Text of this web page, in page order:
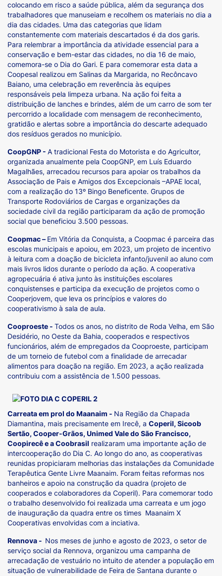
colocando em risco a saúde pública, além da segurança dos
trabalhadores que manuseiam e recolhem os materiais no dia a
dia das cidades. Uma das categorias que lidam
constantemente com materiais descartados é da dos garis.
Para relembrar a importância da atividade essencial para a
conservação e bem-estar das cidades, no dia 16 de maio,
comemora-se o Dia do Gari. E para comemorar esta data a
Coopesal realizou em Salinas da Margarida, no Recôncavo
Baiano, uma celebração em reverência às equipes
responsáveis pela limpeza urbana. Na ação foi feita a
distribuição de lanches e brindes, além de um carro de som ter
percorrido a localidade com mensagem de reconhecimento,
gratidão e alertas sobre a importância do descarte adequado
dos resíduos gerados no município.
CoopGNP - A tradicional Festa do Motorista e do Agricultor,
organizada anualmente pela CoopGNP, em Luís Eduardo
Magalhães, arrecadou recursos para apoiar os trabalhos da
Associação de Pais e Amigos dos Excepcionais –APAE local,
com a realização do 13º Bingo Beneficente. Grupos de
Transporte Rodoviários de Cargas e organizações da
sociedade civil da região participaram da ação de promoção
social que beneficiou 3.500 pessoas.
Coopmac – Em Vitória da Conquista, a Coopmac é parceira das
escolas municipais e apoiou, em 2023, um projeto de incentivo
à leitura com a doação de bicicleta infanto/juvenil ao aluno com
mais livros lidos durante o período da ação. A cooperativa
agropecuária é ativa junto às instituições escolares
conquistenses e participa da execução de projetos como o
Cooperjovem, que leva os princípios e valores do
cooperativismo à sala de aula.
Cooproeste - Todos os anos, no distrito de Roda Velha, em São
Desidério, no Oeste da Bahia, cooperados e respectivos
funcionários, além de empregados da Cooproeste, participam
de um torneio de futebol com a finalidade de arrecadar
alimentos para doação na região. Em 2023, a ação realizada
contribuiu com a assistência de 1.500 pessoas.
Carreata em prol do Maanaim - Na Região da Chapada
Diamantina, mais precisamente em Irecê, a Coperil, Sicoob
Sertão, Cooper-Grãos, Unimed Vale do São Francisco,
Coopirecê e a Coobrasil realizaram uma importante ação de
intercooperação do Dia C. Ao longo do ano, as cooperativas
reunidas propiciaram melhorias das instalações da Comunidade
Terapêutica Gente Livre Maanaim. Foram feitas reformas nos
banheiros e apoio na construção da quadra (projeto de
cooperados e colaboradores da Coperil). Para comemorar todo
o trabalho desenvolvido foi realizada uma carreata e um jogo
de inauguração da quadra entre os times Maanaim X
Cooperativas envolvidas com a inciativa.
Rennova - Nos meses de junho e agosto de 2023, o setor de
serviço social da Rennova, organizou uma campanha de
arrecadação de vestuário no intuito de atender a população em
situação de vulnerabilidade de Feira de Santana durante o